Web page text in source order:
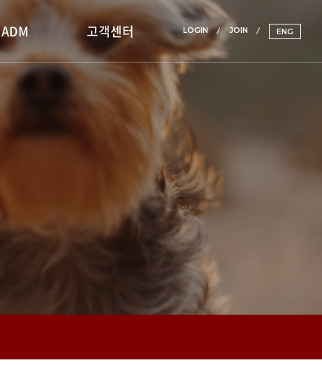
LOGIN JOIN ENG
ADM 고객센터